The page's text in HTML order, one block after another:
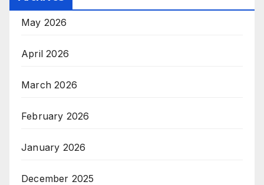
May 2026
April 2026
March 2026
February 2026
January 2026
December 2025